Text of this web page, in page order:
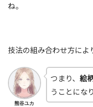
ね。
技法の組み合わせ方によ
熊谷ユカ
つまり、 絵
うことにな